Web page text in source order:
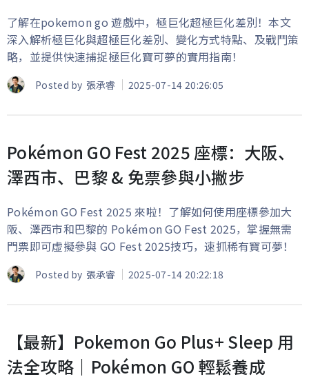
了解在pokemon go 遊戲中，極巨化超極巨化差別！本文
深入解析極巨化與超極巨化差別、變化方式特點、及戰鬥策
略，並提供快速捕捉極巨化寶可夢的實用指南！
Posted by 張承睿 2025-07-14 20:26:05
Pokémon GO Fest 2025 座標：大阪、
澤西市、巴黎 & 免票參與小撇步
Pokémon GO Fest 2025 來啦！了解如何使用座標參加大
阪、澤西市和巴黎的 Pokémon GO Fest 2025，掌握無需
門票即可虛擬參與 GO Fest 2025技巧，速抓稀有寶可夢！
Posted by 張承睿 2025-07-14 20:22:18
【最新】Pokemon Go Plus+ Sleep 用
法全攻略｜Pokémon GO 輕鬆養成